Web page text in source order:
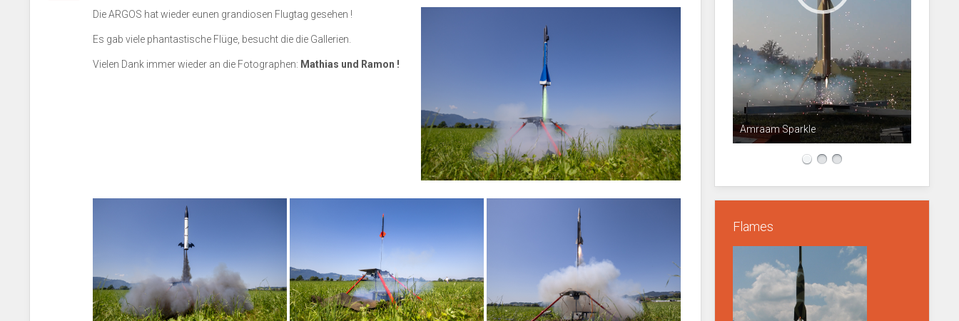
Die ARGOS hat wieder eunen grandiosen Flugtag gesehen !
Es gab viele phantastische Flüge, besucht die die Gallerien.
Vielen Dank immer wieder an die Fotographen: Mathias und Ramon !
Amraam Sparkle
Flames